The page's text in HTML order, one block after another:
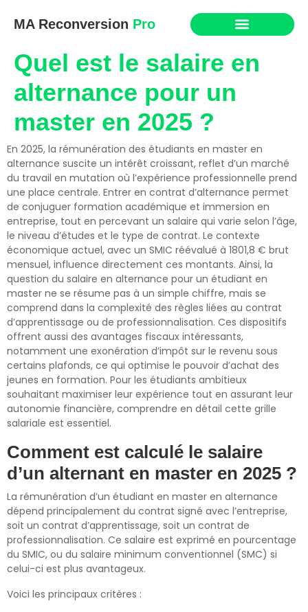
MA Reconversion Pro
Quel est le salaire en
alternance pour un
master en 2025 ?
En 2025, la rémunération des étudiants en master en
alternance suscite un intérêt croissant, reflet d’un marché
du travail en mutation où l’expérience professionnelle prend
une place centrale. Entrer en contrat d’alternance permet
de conjuguer formation académique et immersion en
entreprise, tout en percevant un salaire qui varie selon l’âge,
le niveau d’études et le type de contrat. Le contexte
économique actuel, avec un SMIC réévalué à 1801,8 € brut
mensuel, influence directement ces montants. Ainsi, la
question du salaire en alternance pour un étudiant en
master ne se résume pas à un simple chiffre, mais se
comprend dans la complexité des règles liées au contrat
d’apprentissage ou de professionnalisation. Ces dispositifs
offrent aussi des avantages fiscaux intéressants,
notamment une exonération d’impôt sur le revenu sous
certains plafonds, ce qui optimise le pouvoir d’achat des
jeunes en formation. Pour les étudiants ambitieux
souhaitant maximiser leur expérience tout en assurant leur
autonomie financière, comprendre en détail cette grille
salariale est essentiel.
Comment est calculé le salaire
d’un alternant en master en 2025 ?
La rémunération d’un étudiant en master en alternance
dépend principalement du contrat signé avec l’entreprise,
soit un contrat d’apprentissage, soit un contrat de
professionnalisation. Ce salaire est exprimé en pourcentage
du SMIC, ou du salaire minimum conventionnel (SMC) si
celui-ci est plus avantageux.
Voici les principaux critères :